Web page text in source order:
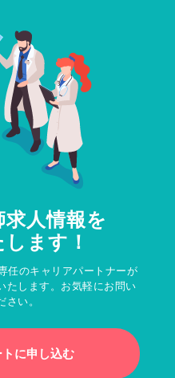
人情報を
ます！
任のキャリアパートナーが
たします。お気軽にお問い
さい。
に申し込む